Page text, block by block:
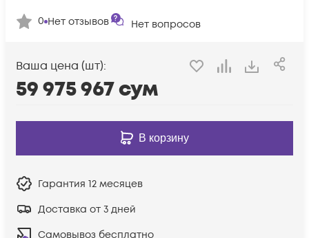
0 Нет отзывов Нет вопросов
Ваша цена (шт):
59 975 967сум
В корзину
Гарантия 12 месяцев
Доставка от 3 дней
Самовывоз бесплатно